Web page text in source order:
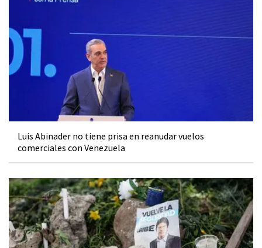
Luis Abinader no tiene prisa en reanudar vuelos
comerciales con Venezuela